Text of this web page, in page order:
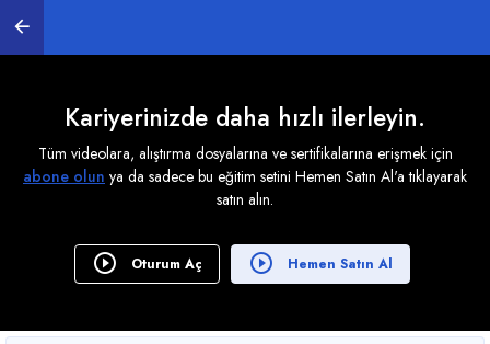
Kariyerinizde daha hızlı ilerleyin.
Tüm videolara, alıştırma dosyalarına ve sertifikalarına erişmek için
abone olun ya da sadece bu eğitim setini Hemen Satın Al'a tıklayarak
satın alın.
Oturum Aç Hemen Satın Al
02:30
SATIRA ve SÜTUNA Formülleri